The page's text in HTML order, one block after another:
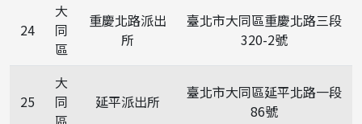
24
大
同
區
重慶北路派出
所
臺北市大同區重慶北路三段
320-2號
25
大
同
延平派出所
臺北市大同區延平北路一段
86號